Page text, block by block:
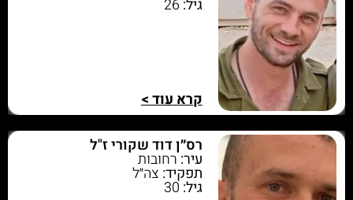
גיל:26
קרא עוד >
רס״ן דוד שקורי ז"ל
עיר:רחובות
תפקיד: צה״ל
גיל:30